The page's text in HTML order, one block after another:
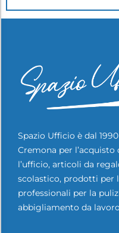
Spazio Ufficio è dal
Cremona per
l’ufficio, articoli da
scolastico, prodotti per
professionali per la
abbigliamento da